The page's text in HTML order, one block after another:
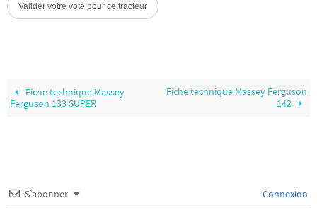
Fiche technique Massey
Ferguson 133 SUPER
Fiche technique Massey Ferguson
142
S’abonner Connexion